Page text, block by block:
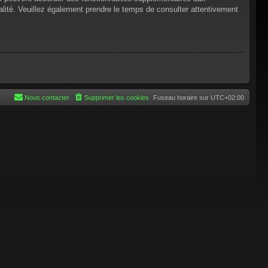
Veuillez également prendre le temps de consulter attentivement
Fuseau horaire sur UTC+02:00
Supprimer les cookies
Nous contacter